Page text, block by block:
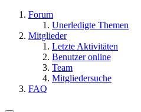
Forum
Unerledigte Themen
Mitglieder
Letzte Aktivitäten
Benutzer online
Team
Mitgliedersuche
FAQ